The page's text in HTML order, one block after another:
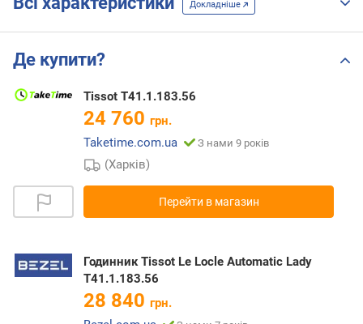
Докладніше
Де купити?
Tissot T41.1.183.56
24 760 грн.
Taketime.com.ua
З нами 9 років
(Харків)
Перейти в магазин
Годинник Tissot Le Locle Automatic Lady
T41.1.183.56
28 840 грн.